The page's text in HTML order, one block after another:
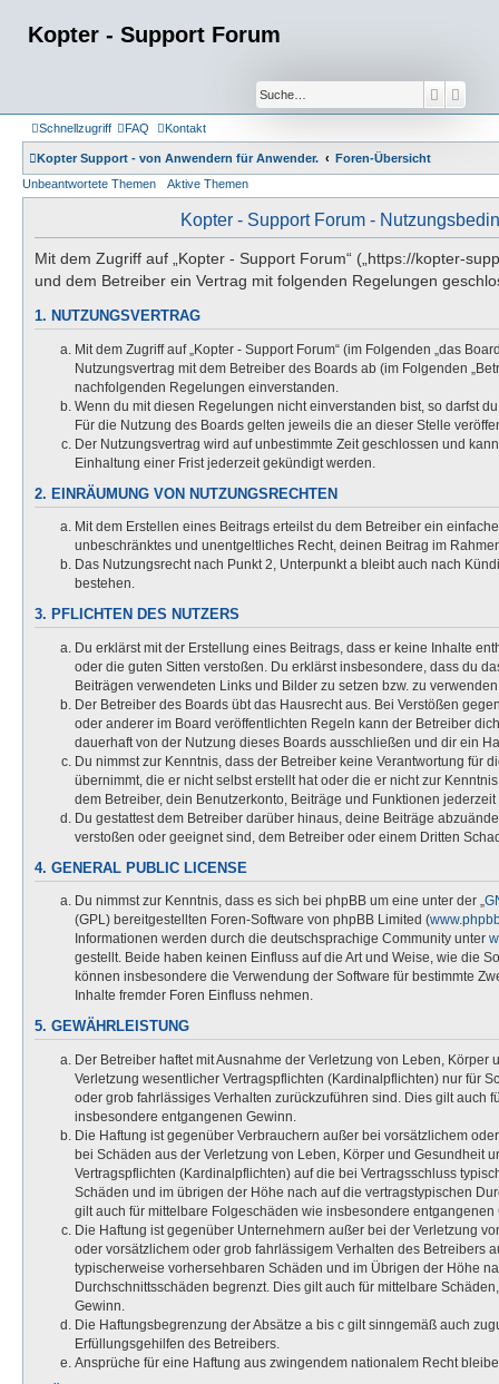
Kopter - Support Forum
Suche
Schnellzugriff FAQ Kontakt
Kopter Support - von Anwendern für Anwender.
Foren-Übersicht
Unbeantwortete Themen
Aktive Themen
Kopter - Support Forum -
Mit dem Zugriff auf „Kopter - Support Forum“ („https://kopter-
und dem Betreiber ein Vertrag mit folgenden Regelungen
1. NUTZUNGSVERTRAG
Mit dem Zugriff auf „Kopter - Support Forum“ (im Folgenden „das
Nutzungsvertrag mit dem Betreiber des Boards ab (im Folgenden
nachfolgenden Regelungen einverstanden.
Wenn du mit diesen Regelungen nicht einverstanden bist, so darfst
Für die Nutzung des Boards gelten jeweils die an dieser Stelle
Der Nutzungsvertrag wird auf unbestimmte Zeit geschlossen und
Einhaltung einer Frist jederzeit gekündigt werden.
2. EINRÄUMUNG VON NUTZUNGSRECHTEN
Mit dem Erstellen eines Beitrags erteilst du dem Betreiber ein
unbeschränktes und unentgeltliches Recht, deinen Beitrag im
Das Nutzungsrecht nach Punkt 2, Unterpunkt a bleibt auch nach
bestehen.
3. PFLICHTEN DES NUTZERS
Du erklärst mit der Erstellung eines Beitrags, dass er keine Inhalte
oder die guten Sitten verstoßen. Du erklärst insbesondere, dass du
Beiträgen verwendeten Links und Bilder zu setzen bzw. zu
Der Betreiber des Boards übt das Hausrecht aus. Bei Verstößen
oder anderer im Board veröffentlichten Regeln kann der Betreiber
dauerhaft von der Nutzung dieses Boards ausschließen und dir ein
Du nimmst zur Kenntnis, dass der Betreiber keine Verantwortung für
übernimmt, die er nicht selbst erstellt hat oder die er nicht zur
dem Betreiber, dein Benutzerkonto, Beiträge und Funktionen
Du gestattest dem Betreiber darüber hinaus, deine Beiträge
verstoßen oder geeignet sind, dem Betreiber oder einem Dritten
4. GENERAL PUBLIC LICENSE
Du nimmst zur Kenntnis, dass es sich bei phpBB um eine unter der „
(GPL) bereitgestellten Foren-Software von phpBB Limited (
Informationen werden durch die deutschsprachige Community unter
gestellt. Beide haben keinen Einfluss auf die Art und Weise, wie die
können insbesondere die Verwendung der Software für bestimmte
Inhalte fremder Foren Einfluss nehmen.
5. GEWÄHRLEISTUNG
Der Betreiber haftet mit Ausnahme der Verletzung von Leben, Körper
Verletzung wesentlicher Vertragspflichten (Kardinalpflichten) nur für
oder grob fahrlässiges Verhalten zurückzuführen sind. Dies gilt auch
insbesondere entgangenen Gewinn.
Die Haftung ist gegenüber Verbrauchern außer bei vorsätzlichem
bei Schäden aus der Verletzung von Leben, Körper und Gesundheit
Vertragspflichten (Kardinalpflichten) auf die bei Vertragsschluss
Schäden und im übrigen der Höhe nach auf die vertragstypischen
gilt auch für mittelbare Folgeschäden wie insbesondere entgangenen
Die Haftung ist gegenüber Unternehmern außer bei der Verletzung
oder vorsätzlichem oder grob fahrlässigem Verhalten des Betreibers
typischerweise vorhersehbaren Schäden und im Übrigen der Höhe
Durchschnittsschäden begrenzt. Dies gilt auch für mittelbare
Gewinn.
Die Haftungsbegrenzung der Absätze a bis c gilt sinngemäß auch
Erfüllungsgehilfen des Betreibers.
Ansprüche für eine Haftung aus zwingendem nationalem Recht